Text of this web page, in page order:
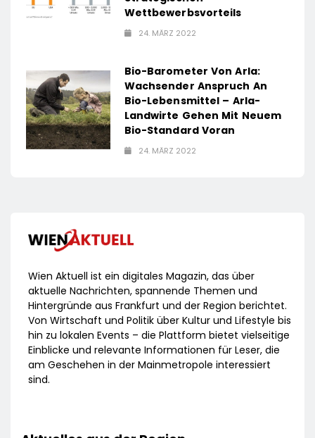
Wettbewerbsvorteils
24. MÄRZ 2022
Bio-Barometer Von Arla:
Wachsender Anspruch An
Bio-Lebensmittel – Arla-
Landwirte Gehen Mit Neuem
Bio-Standard Voran
24. MÄRZ 2022
Wien Aktuell ist ein digitales Magazin, das über
aktuelle Nachrichten, spannende Themen und
Hintergründe aus Frankfurt und der Region berichtet.
Von Wirtschaft und Politik über Kultur und Lifestyle bis
hin zu lokalen Events – die Plattform bietet vielseitige
Einblicke und relevante Informationen für Leser, die
am Geschehen in der Mainmetropole interessiert
sind.